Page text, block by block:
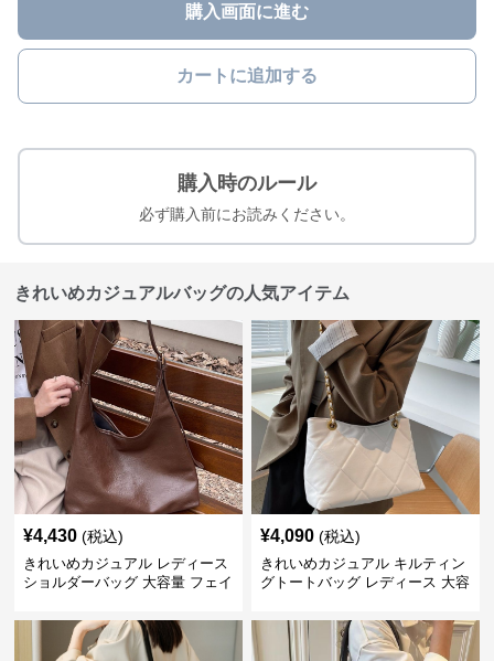
購入画面に進む
カートに追加する
購入時のルール
必ず購入前にお読みください。
きれいめカジュアルバッグの人気アイテム
¥4,430 (税込)
きれいめカジュアル レディース
ショルダーバッグ 大容量 フェイ
2WAY ヴィンテージ風
¥4,090 (税込)
きれいめカジュアル キルティン
グトートバッグ レディース 大容
ゃれ 通勤・通学 シンプル